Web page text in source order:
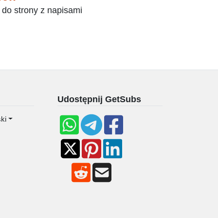
strony z napisami
Udostępnij GetSubs